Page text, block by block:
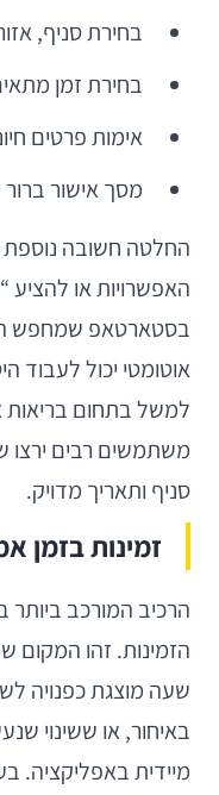
בחירת סניף,
בחירת זמן
אימות פרטים
מסך אישור
החלטה חשובה
האפשרויות או
בסטארטאפ שמחפש
אוטומטי יכול לעבוד
למשל בתחום בריאות
משתמשים רבים
סניף ותאריך מדויק.
זמינות בזמן
הרכיב המורכב
הזמינות. זהו המקום
שעה מוצגת כפנויה
באיחור, או ששינוי